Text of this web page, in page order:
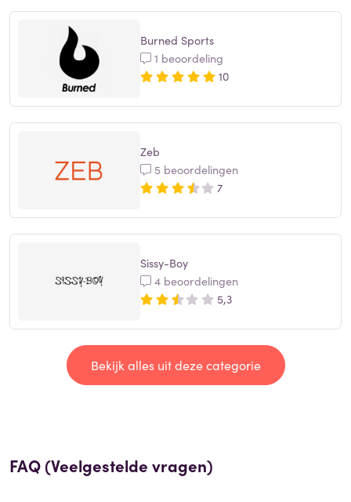
Burned Sports
1 beoordeling
10
Zeb
5 beoordelingen
7
Sissy-Boy
4 beoordelingen
5,3
Bekijk alles uit deze categorie
FAQ (Veelgestelde vragen)